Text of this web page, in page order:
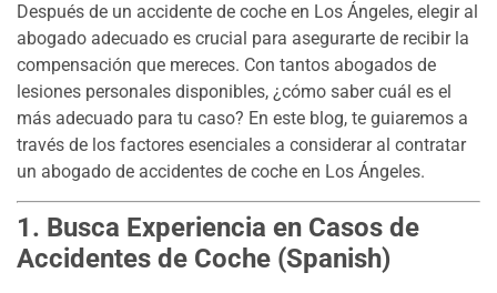
Después de un accidente de coche en Los Ángeles, elegir al
abogado adecuado es crucial para asegurarte de recibir la
compensación que mereces. Con tantos abogados de
lesiones personales disponibles, ¿cómo saber cuál es el
más adecuado para tu caso? En este blog, te guiaremos a
través de los factores esenciales a considerar al contratar
un abogado de accidentes de coche en Los Ángeles.
1. Busca Experiencia en Casos de
Accidentes de Coche (Spanish)